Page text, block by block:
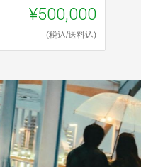
¥500,000
(税込/送料込)